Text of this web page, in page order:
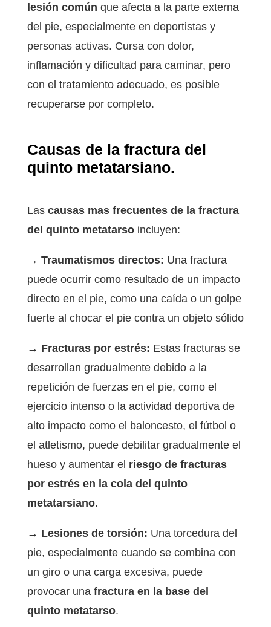
lesión común que afecta a la parte externa
del pie, especialmente en deportistas y
personas activas. Cursa con dolor,
inflamación y dificultad para caminar, pero
con el tratamiento adecuado, es posible
recuperarse por completo.
Causas de la fractura del
quinto metatarsiano.
Las causas mas frecuentes de la fractura
del quinto metatarsoincluyen:
→ Traumatismos directos: Una fractura
puede ocurrir como resultado de un impacto
directo en el pie, como una caída o un golpe
fuerte al chocar el pie contra un objeto sólido
→ Fracturas por estrés: Estas fracturas se
desarrollan gradualmente debido a la
repetición de fuerzas en el pie, como el
ejercicio intenso o la actividad deportiva de
alto impacto como el baloncesto, el fútbol o
el atletismo, puede debilitar gradualmente el
hueso y aumentar el riesgo de fracturas
por estrés en la cola del quinto
metatarsiano.
→ Lesiones de torsión: Una torcedura del
pie, especialmente cuando se combina con
un giro o una carga excesiva, puede
provocar una fractura en la base del
quinto metatarso.